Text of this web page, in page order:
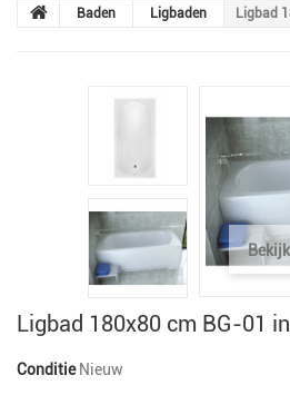
Baden Ligbaden Ligbad
Ligbad 180x80 cm BG-01
Conditie Nieuw